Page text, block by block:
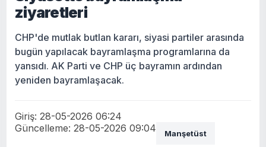
ziyaretleri
CHP'de mutlak butlan kararı, siyasi partiler arasında
bugün yapılacak bayramlaşma programlarına da
yansıdı. AK Parti ve CHP üç bayramın ardından
yeniden bayramlaşacak.
Giriş: 28-05-2026 06:24
Güncelleme: 28-05-2026 09:04
Manşetüst